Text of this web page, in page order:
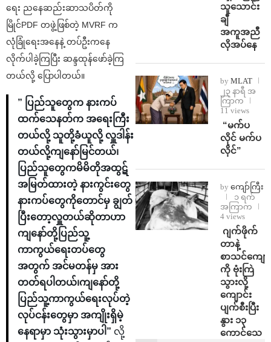
ရေး ညနေဆည်းဆာသပိတ်ကို
မြိုင်PDF တဖွဲ့ဖြစ်တဲ့ MVRF က
လုံခြုံရေးအနေနဲ့ တပ်ဦးကနေ
လိုက်ပါခဲ့ကြပြီး ဆန္ဒထုန်ဖော်ခဲ့ကြ
တယ်လို့ ပြောပါတယ်။
” ပြည်သူတွေက နားကပ်
ထက်သေနတ်က အရေးကြီး
တယ်လို့ သူတို့ခံယူလို့ လှူဒါန်း
တယ်လို့ကျနော်မြင်တယ်၊
ပြည်သူတွေကမိမိတိုအထွဋ်
အမြတ်ထားတဲ့ နားကွင်းတွေ
နားကပ်တွေကိုတောင်မှ ချွတ်
ပြီးတော့လှူတယ်ဆိုတာဟာ
ကျနော်တို့ပြည်သူ့
ကာကွယ်ရေးတပ်တွေ
အတွက် အင်မတန်မှ အား
တတ်ရပါတယ်၊ကျနော်တို့
ပြည်သူ့ကာကွယ်ရေးလုပ်တဲ့
လုပ်ငန်းတွေမှာ အကျိုးရှိမဲ့
နေရာမှာ သုံးသွားမှာပါ” လို့
သူသောင်း
ချီ
အကူအညီ
လိုအပ်နေ
by MLAT
၂၃ နာရီ အ
ကြာက
11 views
⁨ ⁨“မက်ပ
လိုင် မက်ပ
လိုင်”
by ကျော်ကြီး
၁ ရက်
အကြာက
4 views
⁨⁩ ⁨ဂျက်ဖိုက်
တာနဲ့
စာသင်ကျော
ကို ဗုံးကြဲ
သွားလို့
ကျောင်း
ပျက်စီးပြီး
နွား ၁၃
ကောင်သေ